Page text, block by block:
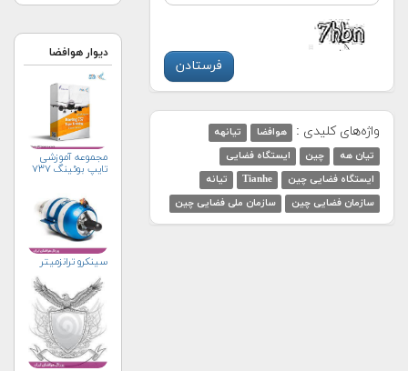
واژه‌های کلیدی : هوافضا
تیانهه
تیان هه
چین
ایستگاه فضایی
ایستگاه فضایی چین
Tianhe
تیانه
سازمان فضایی چین
سازمان ملی فضایی چین
دیوار هوافضا
مجموعه آموزشی
تایپ بوئینگ ۷۳۷
سینکرو ترانزمیتر